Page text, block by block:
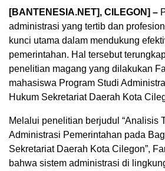
[BANTENESIA.NET], CILEGON] –
administrasi yang tertib dan
kunci utama dalam mendukung
pemerintahan. Hal tersebut
penelitian magang yang dilakukan
mahasiswa Program Studi
Hukum Sekretariat Daerah Kota
Melalui penelitian berjudul “Analisis
Administrasi Pemerintahan pada
Sekretariat Daerah Kota Cilegon”,
bahwa sistem administrasi di